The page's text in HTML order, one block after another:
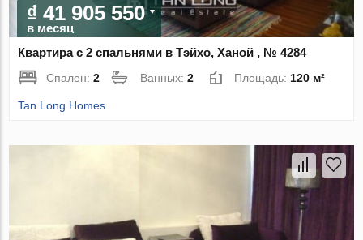
₫ 41 905 550
в месяц
Квартира с 2 спальнями в Тэйхо, Ханой , № 4284
Спален:2 Ванных:2 Площадь: 120 м²
Tan Long Homes